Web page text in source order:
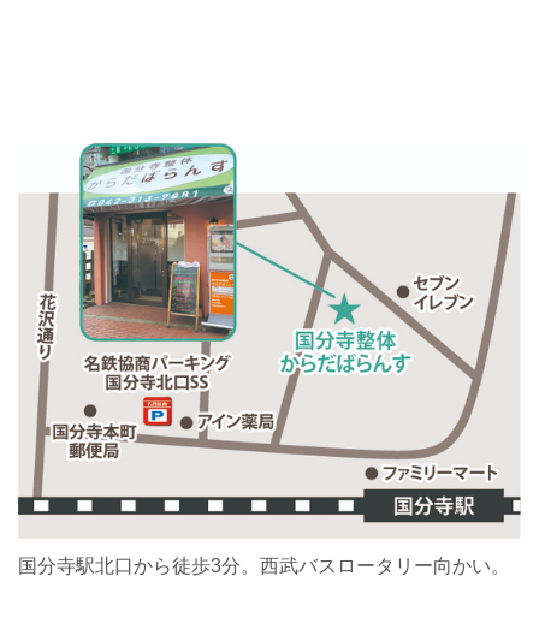
国分寺駅北口から徒歩3分。西武バスロータリー向かい。